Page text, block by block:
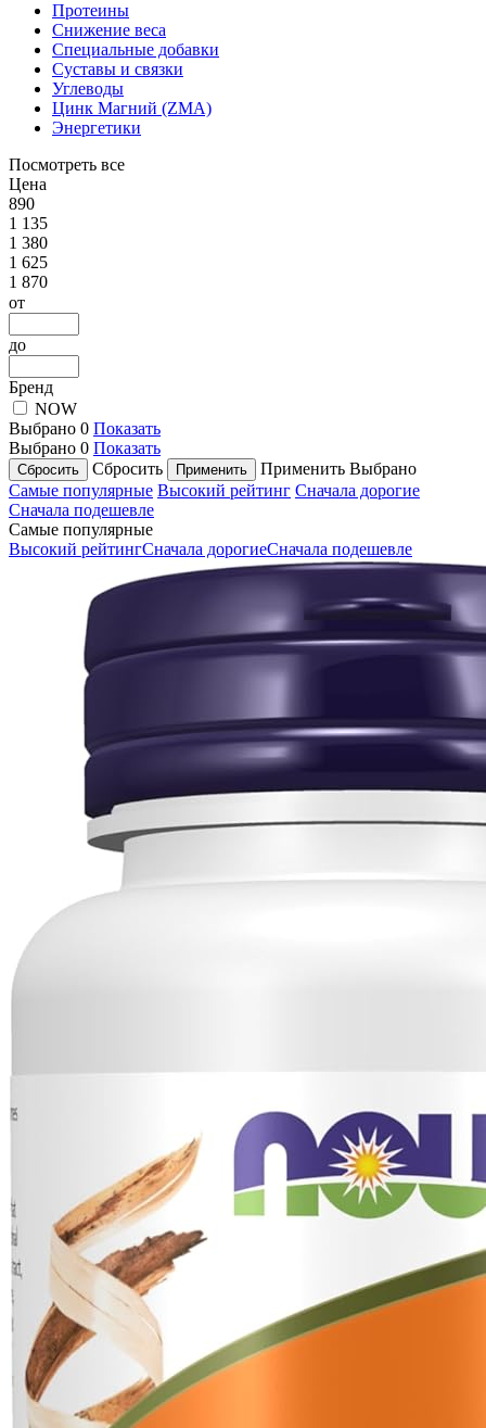
Протеины
Снижение веса
Специальные добавки
Суставы и связки
Углеводы
Цинк Магний (ZMA)
Энергетики
Посмотреть все
Цена
890
1 135
1 380
1 625
1 870
от
до
Бренд
NOW
Выбрано 0 Показать
Выбрано 0 Показать
Сбросить
Применить Выбрано
Самые популярные Высокий рейтинг Сначала дорогие
Сначала подешевле
Самые популярные
Высокий рейтингСначала дорогиеСначала подешевле